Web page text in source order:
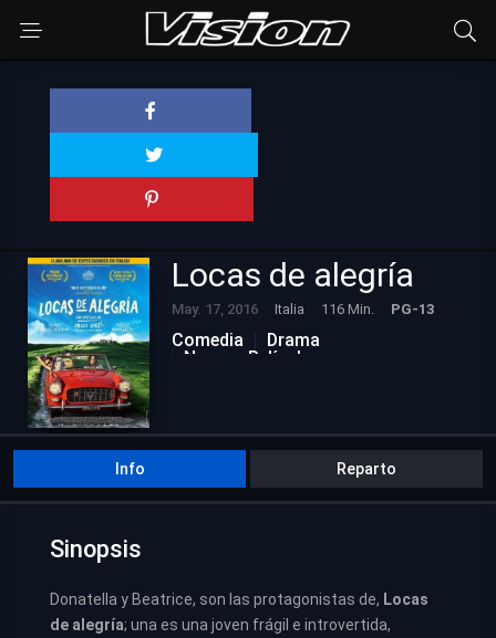
Locas de alegría
May. 17, 2016 Italia 116 Min. PG-13
Comedia
Drama
Nuevas Películas
Info Reparto
Sinopsis
Donatella y Beatrice, son las protagonistas de, Locas
de alegría; una es una joven frágil e introvertida,